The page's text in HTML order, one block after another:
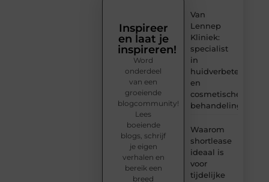
Van
Lennep
Kliniek:
specialist
in
huidverbetering
en
cosmetische
behandelingen
Waarom
shortlease
ideaal is
voor
tijdelijke
Inspireer
en laat je
inspireren!
Word
onderdeel
van een
groeiende
blogcommunity!
Lees
boeiende
blogs, schrijf
je eigen
verhalen en
bereik een
breed